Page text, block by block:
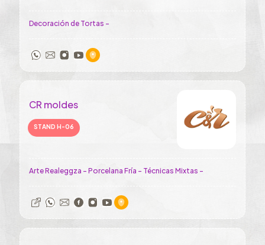
Decoración de Tortas -
CR moldes
STAND H-06
Arte Realeggza - Porcelana Fría - Técnicas Mixtas -